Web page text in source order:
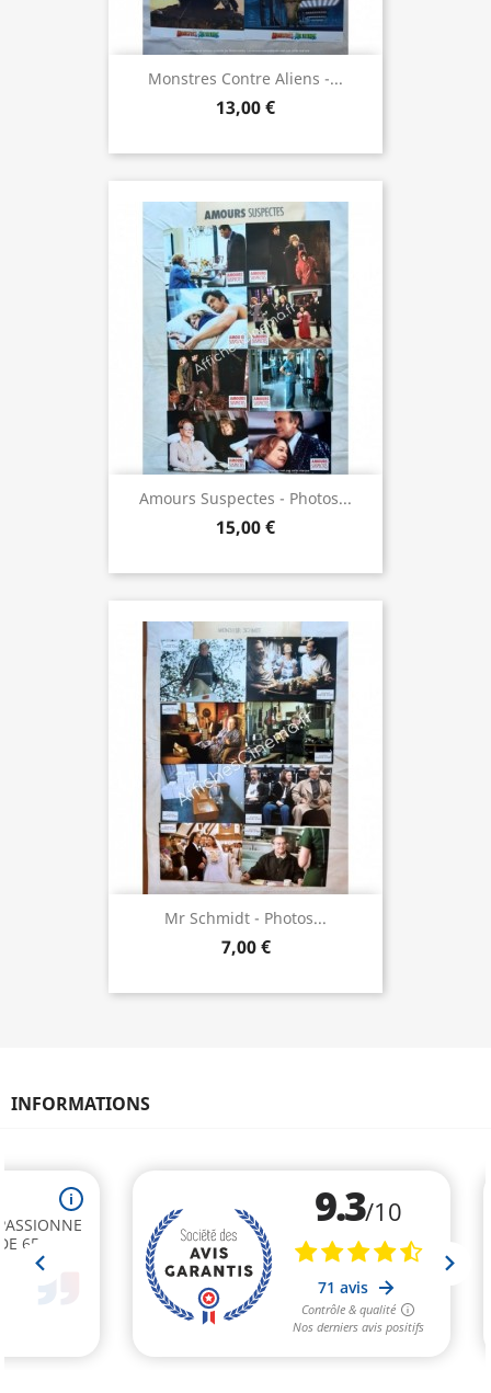
Monstres Contre Aliens -...
13,00 €
Amours Suspectes - Photos...
15,00 €
Mr Schmidt - Photos...
7,00 €
INFORMATIONS